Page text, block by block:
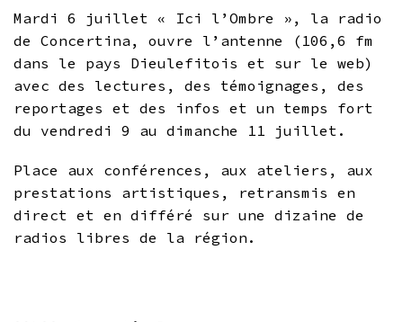
Mardi 6 juillet « Ici l’Ombre », la radio
de Concertina, ouvre l’antenne (106,6 fm
dans le pays Dieulefitois et sur le web)
avec des lectures, des témoignages, des
reportages et des infos et un temps fort
du vendredi 9 au dimanche 11 juillet.
Place aux conférences, aux ateliers, aux
prestations artistiques, retransmis en
direct et en différé sur une dizaine de
radios libres de la région.